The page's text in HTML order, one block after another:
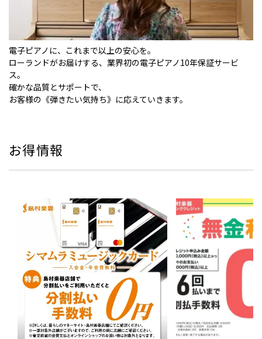
電⼦ピアノに、これまで以上の安⼼を。
ローランドがお届けする、業界初の電⼦ピアノ10年保証サービ
ス。
確かな品質とサポートで、
お客様の《弾きたい気持ち》に応えていきます。
お得情報